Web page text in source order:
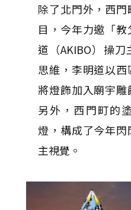
除了北門外，西
目，今年力邀「
道（AKIBO）操
思維，李明道以西
將燈飾加入廟宇雕
另外，西門町的
燈，構成了今年
主視覺。